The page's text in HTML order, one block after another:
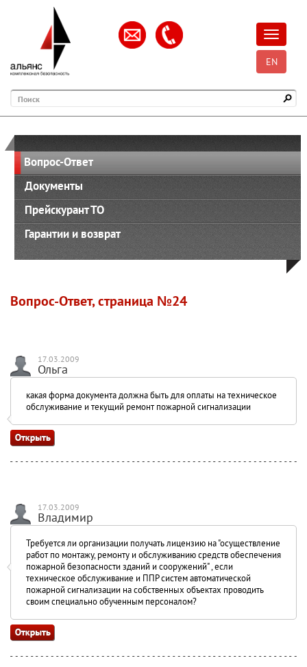
EN
Поиск
Вопрос-Ответ
Документы
Прейскурант ТО
Гарантии и возврат
Вопрос-Ответ, страница №24
17.03.2009
Ольга
какая форма документа должна быть для оплаты на техническое
обслуживание и текущий ремонт пожарной сигнализации
17.03.2009
Владимир
Требуется ли организации получать лицензию на "осуществление
работ по монтажу, ремонту и обслуживанию средств обеспечения
пожарной безопасности зданий и сооружений" , если
техническое обслуживание и ППР систем автоматической
пожарной сигнализации на собственных объектах проводить
своим специально обученным персоналом?